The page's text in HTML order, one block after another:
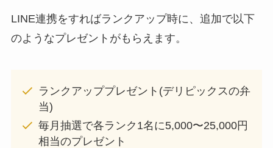
LINE連携をすればランクアップ時に、追加で以下
のようなプレゼントがもらえます。
ランクアッププレゼント(デリピックスの弁
当)
毎月抽選で各ランク1名に5,000〜25,000円
相当のプレゼント